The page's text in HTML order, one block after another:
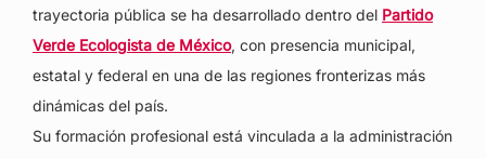
trayectoria pública se ha desarrollado dentro del Partido
Verde Ecologista de México, con presencia municipal,
estatal y federal en una de las regiones fronterizas más
dinámicas del país.
Su formación profesional está vinculada a la administración